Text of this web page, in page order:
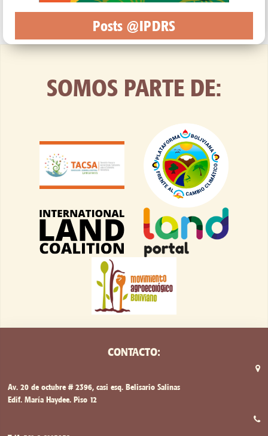
Posts @IPDRS
SOMOS PARTE DE:
CONTACTO:
Av. 20 de octubre # 2396, casi esq. Belisario Salinas
Edif. María Haydee. Piso 12